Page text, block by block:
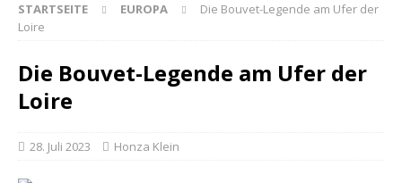
STARTSEITE EUROPA
Die Bouvet-Legende am Ufer der
Loire
Die Bouvet-Legende am Ufer der
Loire
28. Juli 2023 Honza Klein